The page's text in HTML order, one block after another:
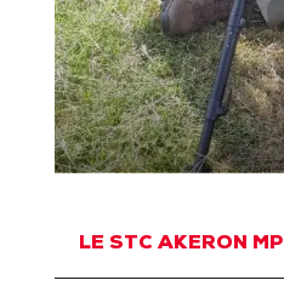
LE STC AKERON MP